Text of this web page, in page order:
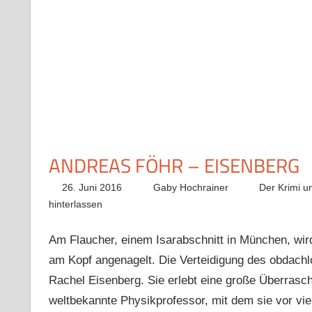
ANDREAS FÖHR – EISENBERG
26. Juni 2016 Gaby Hochrainer
Der Krimi
hinterlassen
Am Flaucher, einem Isarabschnitt in München,
am Kopf angenagelt. Die Verteidigung des
Rachel Eisenberg. Sie erlebt eine große
weltbekannte Physikprofessor, mit dem sie vor